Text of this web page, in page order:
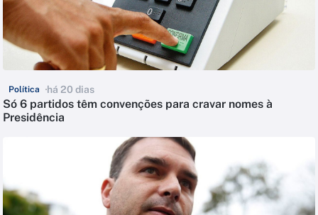
Política há 20 dias
Só 6 partidos têm convenções para cravar nomes à
Presidência